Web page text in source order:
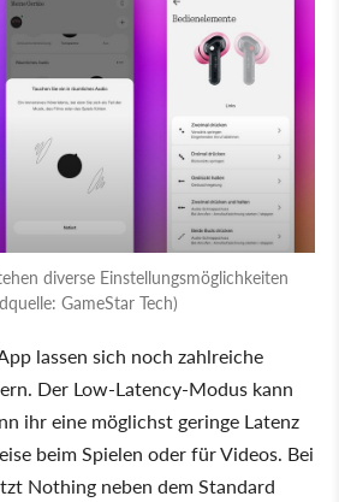
diverse Einstellungsmöglichkeiten
GameStar Tech)
lassen sich noch zahlreiche
Der Low-Latency-Modus kann
ihr eine möglichst geringe Latenz
beim Spielen oder für Videos. Bei
Nothing neben dem Standard